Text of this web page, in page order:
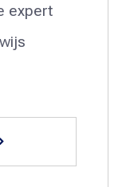
expert